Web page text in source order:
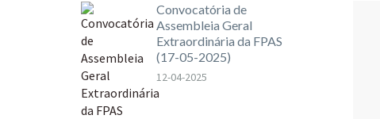
Convocatória de
Assembleia Geral
Extraordinária da FPAS
(17-05-2025)
12-04-2025